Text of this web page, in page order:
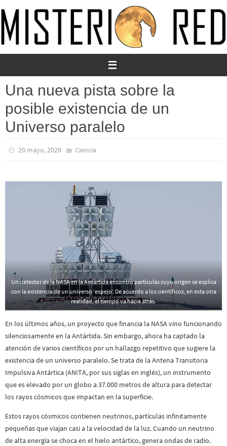
al
contenido
Una nueva pista sobre la
posible existencia de un
Universo paralelo
20 mayo, 2020 Ciencia
Un detector de la NASA en la Antártida encontró partículas cuyo origen se explica
con la existencia de un universo ‘espejo’. De acuerdo a los científicos, en esta otra
realidad, el tiempo va hacia atrás.
En los últimos años, un proyecto que financia la NASA vino funcionando
silenciosamente en la Antártida. Sin embargo, ahora ha captado la
atención de varios científicos por un hallazgo repetitivo que sugiere la
existencia de un universo paralelo. Se trata de la Antena Transitoria
Impulsiva Antártica (ANITA, por sus siglas en inglés), un instrumento
que es elevado por un globo a 37.000 metros de altura para detectar
los rayos cósmicos que impactan en la superficie.
Estos rayos cósmicos contienen neutrinos, partículas infinitamente
pequeñas que viajan casi a la velocidad de la luz. Cuando un neutrino
de alta energía se choca en el hielo antártico, genera ondas de radio.